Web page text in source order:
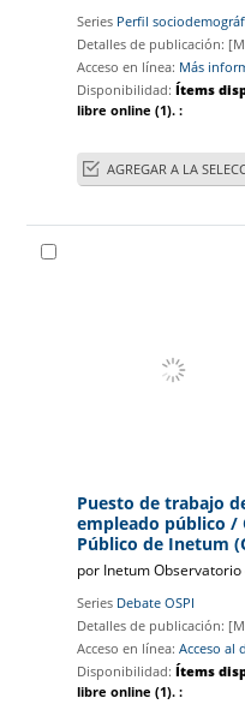
Series Perfil
Detalles de publicación:
Acceso en línea: Más
Disponibilidad:Ítems
libre online (1).:
AGREGAR A LA
Puesto de trabajo
empleado público/
Público de Inetum
por Inetum
Series Debate OSPI
Detalles de publicación:
Acceso en línea:Acceso al
Disponibilidad:Ítems
libre online (1).: